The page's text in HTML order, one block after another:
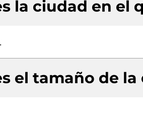
la ciudad en el
el tamaño de la